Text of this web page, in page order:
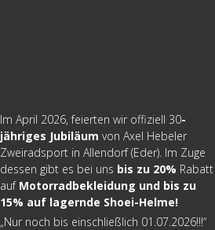
Im April 2026, feierten wir offiziell 30-
jähriges Jubiläum von Axel Hebeler
Zweiradsport in Allendorf (Eder). Im Zuge
dessen gibt es bei uns bis zu 20% Rabatt
aufMotorradbekleidung und bis zu
15% auf lagernde Shoei-Helme!
„Nur noch bis einschließlich 01.07.2026!!!“